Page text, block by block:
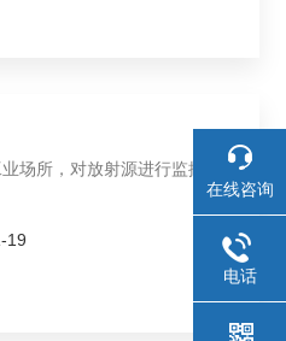
场所，对放射源进行监控、
19
在线咨询
电话